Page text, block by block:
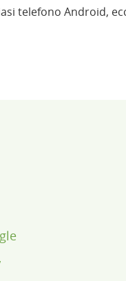
telefono Android,